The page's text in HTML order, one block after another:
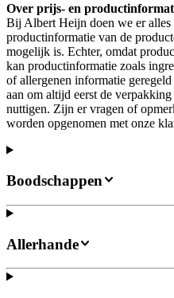
Over prijs- en
Bij Albert Heijn doen we er alles
productinformatie van de
mogelijk is. Echter, omdat
kan productinformatie zoals
of allergenen informatie
aan om altijd eerst de
nuttigen. Zijn er vragen of
worden opgenomen met onze
Boodschappen
Allerhande